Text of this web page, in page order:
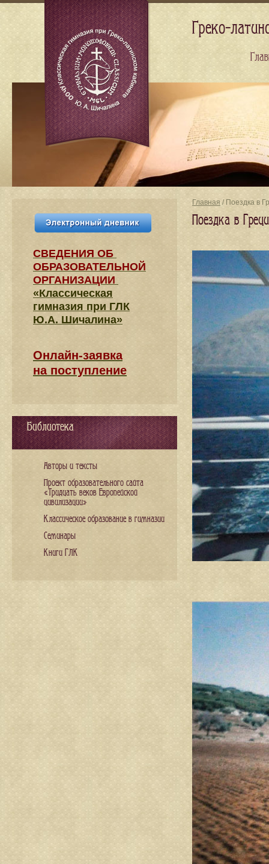
Главная / Поездка в
Поездка в
СВЕДЕНИЯ​ ОБ
ОБРАЗОВАТЕЛЬНОЙ
ОРГАНИЗАЦИИ
«Классическая
гимназия при ГЛК
Ю.А. Шичалина»
Онлайн-заявка
на поступление
Библиотека
Авторы и тексты
Проект образовательного сайта
«Тридцать веков Европейской
цивилизации»
Классическое образование в гимназии
Семинары
Книги ГЛК
Греко-